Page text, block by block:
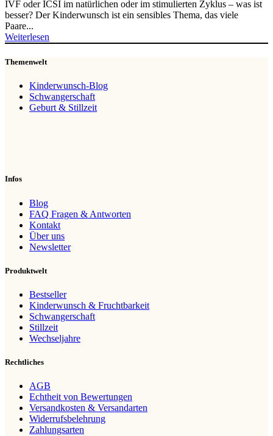
IVF oder ICSI im natürlichen oder im stimulierten Zyklus – was ist
besser? Der Kinderwunsch ist ein sensibles Thema, das viele
Paare...
Weiterlesen
Themenwelt
Kinderwunsch-Blog
Schwangerschaft
Geburt & Stillzeit
Infos
Blog
FAQ Fragen & Antworten
Kontakt
Über uns
Newsletter
Produktwelt
Bestseller
Kinderwunsch & Fruchtbarkeit
Schwangerschaft
Stillzeit
Wechseljahre
Rechtliches
AGB
Echtheit von Bewertungen
Versandkosten & Versandarten
Widerrufsbelehrung
Zahlungsarten